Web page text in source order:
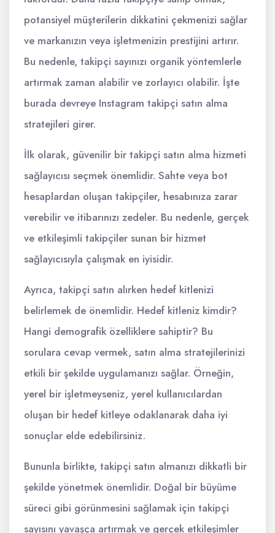
potansiyel müşterilerin dikkatini çekmenizi sağlar
ve markanızın veya işletmenizin prestijini artırır.
Bu nedenle, takipçi sayınızı organik yöntemlerle
artırmak zaman alabilir ve zorlayıcı olabilir. İşte
burada devreye Instagram takipçi satın alma
stratejileri girer.
İlk olarak, güvenilir bir takipçi satın alma hizmeti
sağlayıcısı seçmek önemlidir. Sahte veya bot
hesaplardan oluşan takipçiler, hesabınıza zarar
verebilir ve itibarınızı zedeler. Bu nedenle, gerçek
ve etkileşimli takipçiler sunan bir hizmet
sağlayıcısıyla çalışmak en iyisidir.
Ayrıca, takipçi satın alırken hedef kitlenizi
belirlemek de önemlidir. Hedef kitleniz kimdir?
Hangi demografik özelliklere sahiptir? Bu
sorulara cevap vermek, satın alma stratejilerinizi
etkili bir şekilde uygulamanızı sağlar. Örneğin,
yerel bir işletmeyseniz, yerel kullanıcılardan
oluşan bir hedef kitleye odaklanarak daha iyi
sonuçlar elde edebilirsiniz.
Bununla birlikte, takipçi satın almanızı dikkatli bir
şekilde yönetmek önemlidir. Doğal bir büyüme
süreci gibi görünmesini sağlamak için takipçi
sayısını yavaşça artırmak ve gerçek etkileşimler